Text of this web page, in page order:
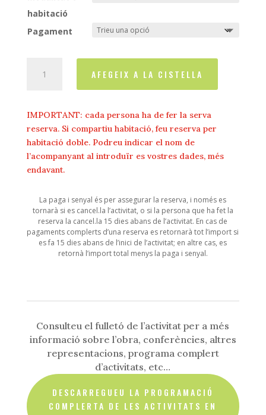
habitació
Pagament
Espirituals:
(Del
23
al
26
juliol
del
2026)
AFEGEIX A LA CISTELLA
IMPORTANT: cada persona ha de fer la serva
reserva. Si compartiu habitació, feu reserva per
habitació doble. Podreu indicar el nom de
l’acompanyant al introduïr es vostres dades, més
endavant.
La paga i senyal és per assegurar la reserva, i només es
tornarà si es cancel.la l’activitat, o si la persona que ha fet la
reserva la cancel.la 15 dies abans de l’activitat. En cas de
pagaments complerts d’una reserva es retornarà tot l’import si
es fa 15 dies abans de l’inici de l’activitat; en altre cas, es
retornà l’import total menys la paga i senyal.
Consulteu el fulletó de l’activitat per a més
informació sobre l’obra, conferències, altres
representacions, programa complert
d’activitats, etc…
DESCARREGUEU LA PROGRAMACIÓ
COMPLERTA DE LES ACTIVITATS EN